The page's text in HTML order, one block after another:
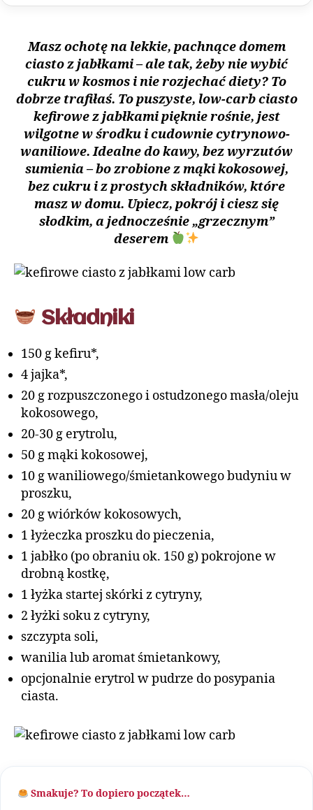
Masz ochotę na lekkie, pachnące domem
ciasto z jabłkami – ale tak, żeby nie wybić
cukru w kosmos i nie rozjechać diety? To
dobrze trafiłaś. To puszyste, low-carb ciasto
kefiro­we z jabłkami pięknie rośnie, jest
wilgotne w środku i cudownie cytrynowo-
waniliowe. Idealne do kawy, bez wyrzutów
sumienia – bo zrobione z mąki kokosowej,
bez cukru i z prostych składników, które
masz w domu. Upiecz, pokrój i ciesz się
słodkim, a jednocześnie „grzecznym”
deserem
Składniki
150 g kefiru*,
4 jajka*,
20 g rozpuszczonego i ostudzonego masła/oleju
kokosowego,
20-30 g erytrolu,
50 g mąki kokosowej,
10 g waniliowego/śmietankowego budyniu w
proszku,
20 g wiórków kokosowych,
1 łyżeczka proszku do pieczenia,
1 jabłko (po obraniu ok. 150 g) pokrojone w
drobną kostkę,
1 łyżka startej skórki z cytryny,
2 łyżki soku z cytryny,
szczypta soli,
wanilia lub aromat śmietankowy,
opcjonalnie erytrol w pudrze do posypania
ciasta.
Smakuje? To dopiero początek…